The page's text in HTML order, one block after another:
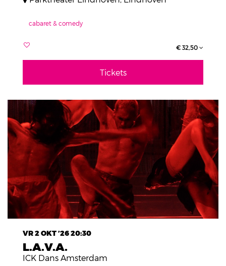
cabaret & comedy
€ 32,50
Tickets
L.A.V.A.
ICK Dans Amsterdam
VR 2 OKT ’2620:30